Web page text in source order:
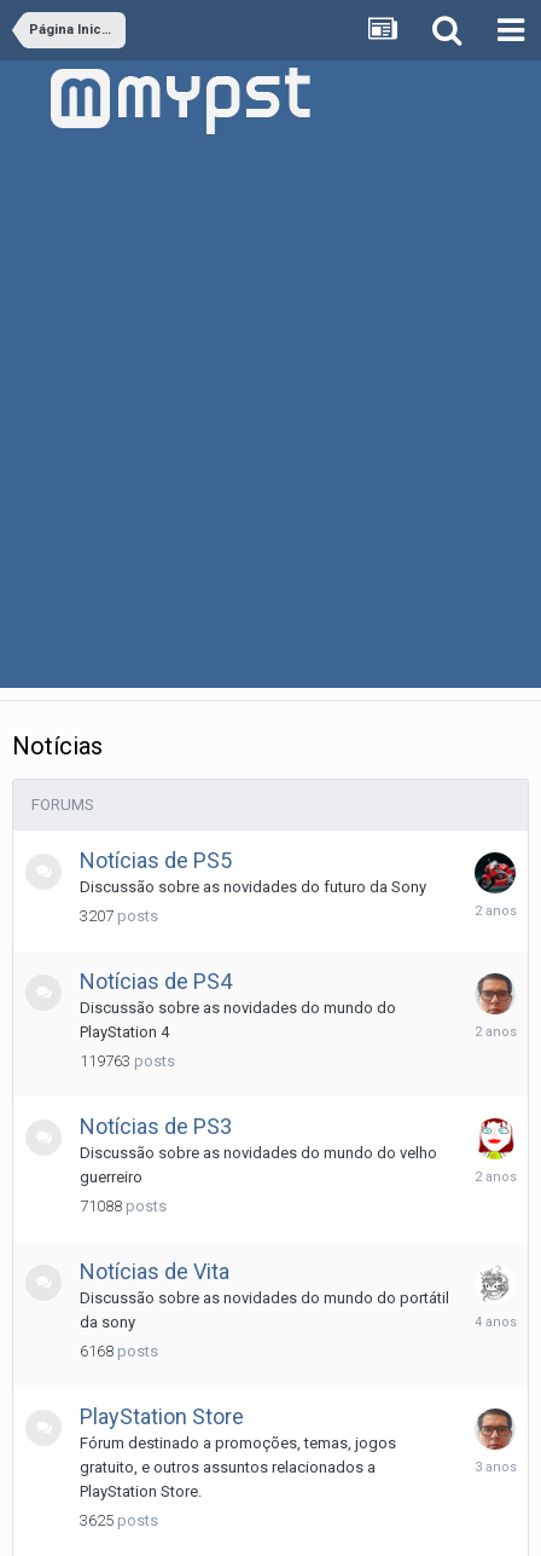
Página Inicial
Notí­cias
FORUMS
Notí­cias de PS5
Discussão sobre as novidades do futuro da Sony
3207 posts
Notí­cias de PS4
Discussão sobre as novidades do mundo do
PlayStation 4
119763 posts
Janeiro
Notí­cias de PS3
Discussão sobre as novidades do mundo do velho
guerreiro
71088 posts
Maio
Notí­cias de Vita
Discussão sobre as novidades do mundo do portátil
da sony
6168 posts
Maio
PlayStation Store
Fórum destinado a promoções, temas, jogos
gratuito, e outros assuntos relacionados a
PlayStation Store.
3625 posts
Fevereiro